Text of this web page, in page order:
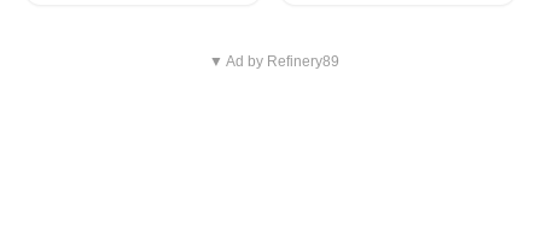
▼ Ad by Refinery89